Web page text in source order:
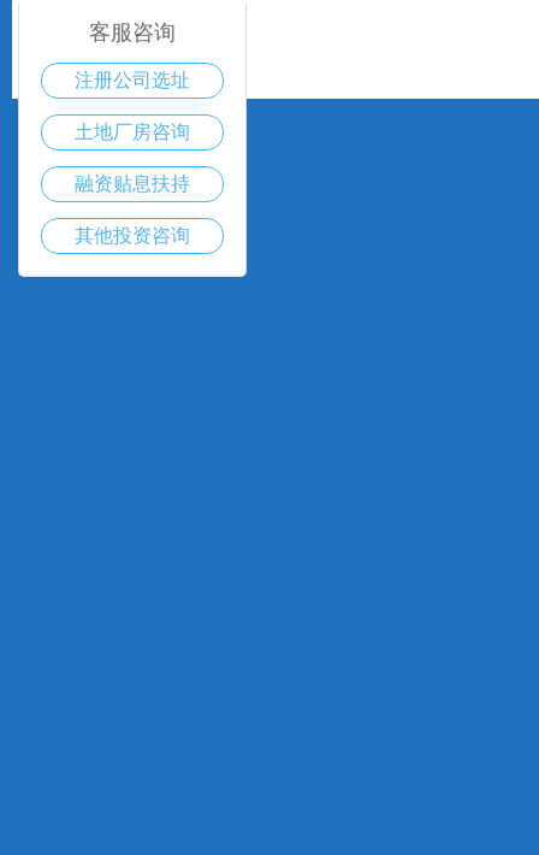
客服咨询
注册公司选址
土地厂房咨询
融资贴息扶持
其他投资咨询